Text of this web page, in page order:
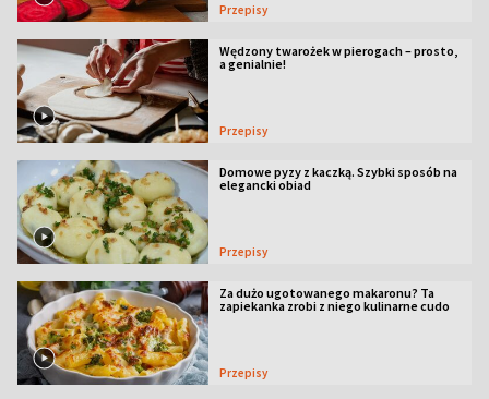
Przepisy
Wędzony twarożek w pierogach – prosto,
a genialnie!
Przepisy
Domowe pyzy z kaczką. Szybki sposób na
elegancki obiad
Przepisy
Za dużo ugotowanego makaronu? Ta
zapiekanka zrobi z niego kulinarne cudo
Przepisy